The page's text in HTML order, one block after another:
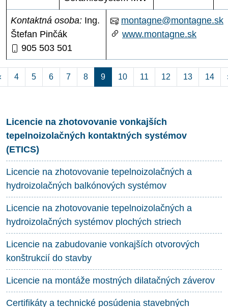
Kontaktná osoba: Ing.
Štefan Pinčák
905 503 501
montagne@montagne.sk
www.montagne.sk
4 5 6 7 8 9Aktuálna stránka 9
10 11 12 13 14
Licencie na zhotovovanie vonkajších
tepelnoizolačných kontaktných systémov
(ETICS)
Licencie na zhotovovanie tepelnoizolačných a
hydroizolačných balkónových systémov
Licencie na zhotovovanie tepelnoizolačných a
hydroizolačných systémov plochých striech
Licencie na zabudovanie vonkajších otvorových
konštrukcií do stavby
Licencie na montáže mostných dilatačných záverov
Certifikáty a technické posúdenia stavebných